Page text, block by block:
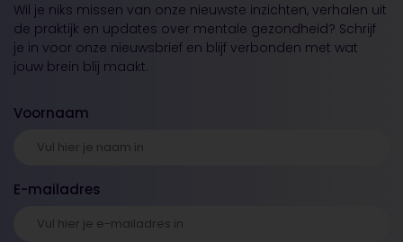
Wil je niks missen van onze nieuwste inzichten, verhalen uit
de praktijk en updates over mentale gezondheid? Schrijf
je in voor onze nieuwsbrief en blijf verbonden met wat
jouw brein blij maakt.
Voornaam
E-mailadres